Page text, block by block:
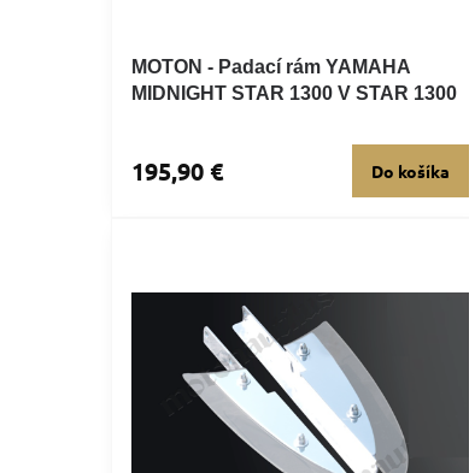
MOTON - Padací rám YAMAHA
MIDNIGHT STAR 1300 V STAR 1300
195,90 € Do košíka